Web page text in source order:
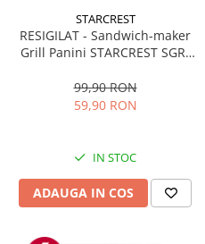
STARCREST
RESIGILAT - Sandwich-maker
Grill Panini STARCREST SGR-
nonaderente, Deschidere
180°, Suprafata de gatire 23 x
99,90 RON
59,90 RON
IN STOC
ADAUGA IN COS